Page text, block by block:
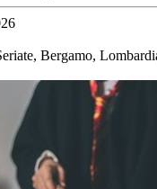
Bergamo,